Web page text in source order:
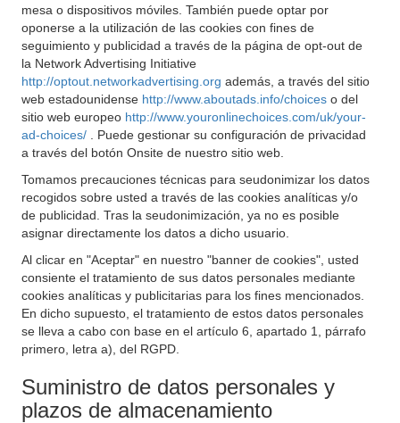
mesa o dispositivos móviles. También puede optar por
oponerse a la utilización de las cookies con fines de
seguimiento y publicidad a través de la página de opt-out de
la Network Advertising Initiative
http://optout.networkadvertising.org además, a través del sitio
web estadounidense http://www.aboutads.info/choices o del
sitio web europeo http://www.youronlinechoices.com/uk/your-
ad-choices/
. Puede gestionar su configuración de privacidad
a través del botón Onsite de nuestro sitio web.
Tomamos precauciones técnicas para seudonimizar los datos
recogidos sobre usted a través de las cookies analíticas y/o
de publicidad. Tras la seudonimización, ya no es posible
asignar directamente los datos a dicho usuario.
Al clicar en "Aceptar" en nuestro "banner de cookies", usted
consiente el tratamiento de sus datos personales mediante
cookies analíticas y publicitarias para los fines mencionados.
En dicho supuesto, el tratamiento de estos datos personales
se lleva a cabo con base en el artículo 6, apartado 1, párrafo
primero, letra a), del RGPD.
Suministro de datos personales y
plazos de almacenamiento